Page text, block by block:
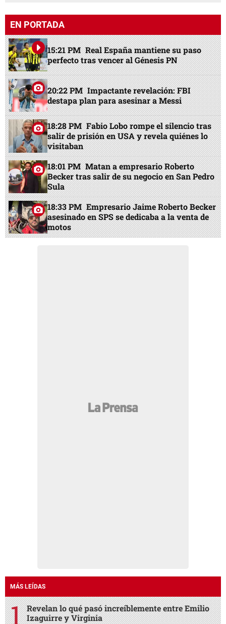
EN PORTADA
15:21 PM Real España mantiene su paso
perfecto tras vencer al Génesis PN
20:22 PM Impactante revelación: FBI
destapa plan para asesinar a Messi
18:28 PM Fabio Lobo rompe el silencio tras
salir de prisión en USA y revela quiénes lo
visitaban
18:01 PM Matan a empresario Roberto
Becker tras salir de su negocio en San Pedro
Sula
18:33 PM Empresario Jaime Roberto Becker
asesinado en SPS se dedicaba a la venta de
motos
MÁS LEÍDAS
Revelan lo qué pasó increíblemente entre Emilio
Izaguirre y Virginia